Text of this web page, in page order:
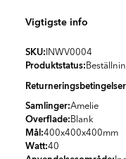
Vigtigste info
SKU: INWV0004
Produktstatus:
Samlinger:Amelie
Overflade: Blank
Mål:400x400x400mm
Watt:40